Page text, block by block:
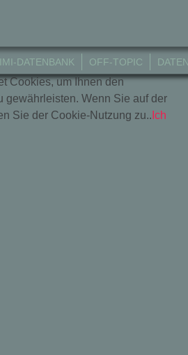
DATENBANK OFF-TOPIC
Cookies, um Ihnen den
gewährleisten. Wenn Sie auf der
Sie der Cookie-Nutzung zu.. Ich